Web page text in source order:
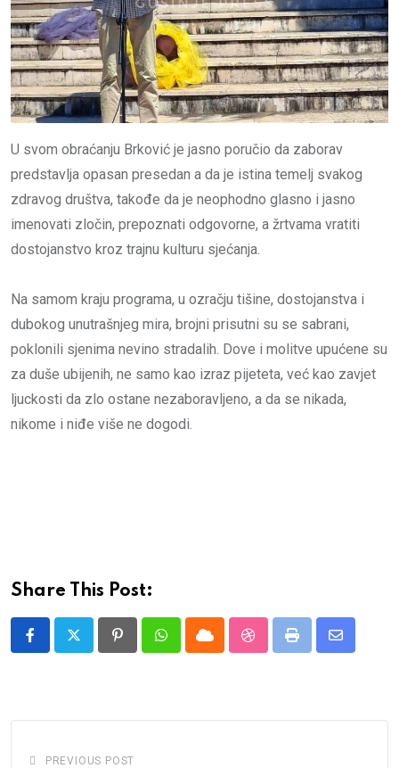
U svom obraćanju Brković je jasno poručio da zaborav
predstavlja opasan presedan a da je istina temelj svakog
zdravog društva, takođe da je neophodno glasno i jasno
imenovati zločin, prepoznati odgovorne, a žrtvama vratiti
dostojanstvo kroz trajnu kulturu sjećanja.
Na samom kraju programa, u ozračju tišine, dostojanstva i
dubokog unutrašnjeg mira, brojni prisutni su se sabrani,
poklonili sjenima nevino stradalih. Dove i molitve upućene su
za duše ubijenih, ne samo kao izraz pijeteta, već kao zavjet
ljuckosti da zlo ostane nezaboravljeno, a da se nikada,
nikome i niđe više ne dogodi.
Share This Post:
PinterestWhatsappCloud StumbleUpon
Print
Share
PREVIOUS POST